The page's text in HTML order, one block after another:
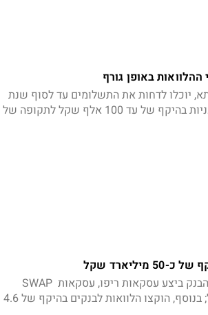
באופן גורף
יוכלו לדחות את התשלומים עד לסוף שנת
2020; בנוסף, ניתן לדחות תשלומי הלוואות צרכניות בהיקף של עד 100 אלף שקל לתקופה של
שקל
לצורך התמודדות עם המשבר, בחודש מאי לבדו הבנק ביצע עסקאות ריפו, עסקאות SWAP
ורכישות אג"ח בהיקף של כ-19.2 מיליארד שקל; בנוסף, הוקצו הלוואות לבנקים בהיקף של 4.6